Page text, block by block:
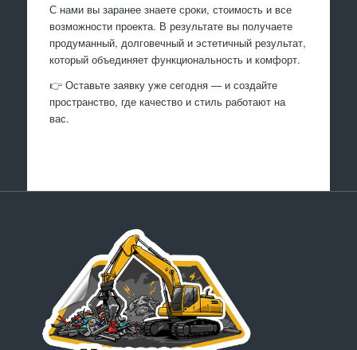
С нами вы заранее знаете сроки, стоимость и все
возможности проекта. В результате вы получаете
продуманный, долговечный и эстетичный результат,
который объединяет функциональность и комфорт.
👉 Оставьте заявку уже сегодня — и создайте
пространство, где качество и стиль работают на
вас.